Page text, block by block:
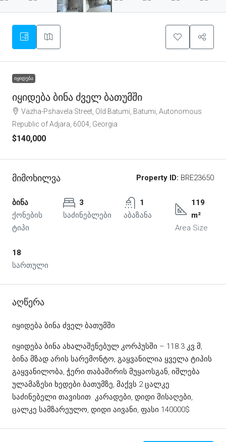
ᲘᲧᲘᲓᲔᲑᲐ
Იყიდება Ბინა Ძველ Ბათუმში
Vazha-Pshavela Street, Old Batumi, Batumi, Autonomous
Republic of Adjara, 6004, Georgia
$140,000
Მიმოხილვა Property ID: BRE23650
ბინა
ქონების
ტიპი
3
საძინებლები
1
აბაზანა
119
m²
Area Size
18
სართული
Აღწერა
იყიდება ბინა ძველ ბათუმში
იყიდება ბინა ახალაშენებულ კორპუსში – 118.3 კვ.მ,
ბინა მზად არის სარემონტო, გაყვანილია ყველა ტიპის
გაყვანილობა, ჭერი თაბაშირის მუყაოსგან, იშლება
ულამაზესი ხედები ბათუმზე, მაქვს 2 ცალკე
საძინებელი თავისით. კარადები, დიდი მისაღები,
ცალკე სამზარეულო, დიდი აივანი, ფასი 140000$